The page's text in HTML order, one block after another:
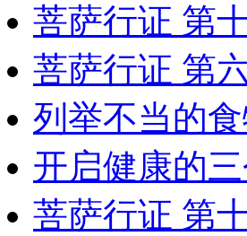
菩萨行证 第
菩萨行证 第
列举不当的
开启健康的三
菩萨行证 第